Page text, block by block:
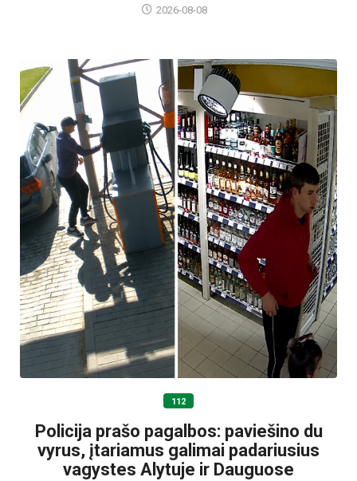
2026-08-08
112
Policija prašo pagalbos: paviešino du
vyrus, įtariamus galimai padariusius
vagystes Alytuje ir Dauguose